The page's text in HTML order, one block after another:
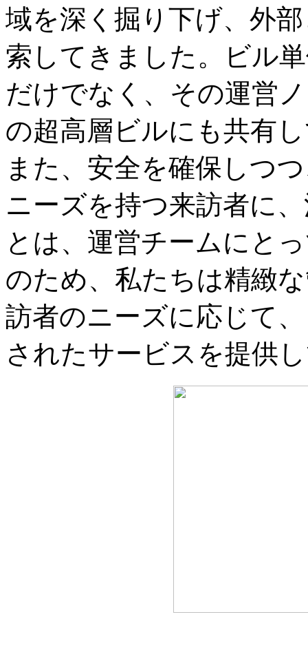
域を深く掘り下げ、外
索してきました。ビル
だけでなく、その運営
の超高層ビルにも共有
また、安全を確保しつ
ニーズを持つ来訪者に
とは、運営チームにと
のため、私たちは精緻
訪者のニーズに応じて
されたサービスを提供